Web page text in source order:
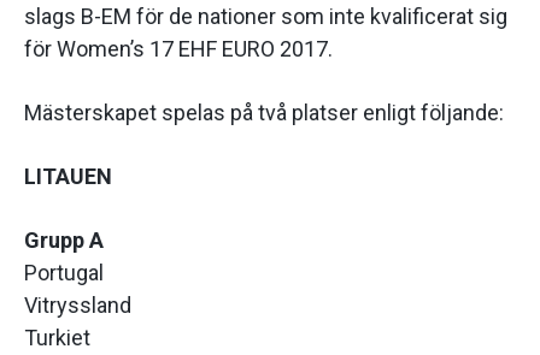
slags B-EM för de nationer som inte kvalificerat sig
för Women’s 17 EHF EURO 2017.
Mästerskapet spelas på två platser enligt följande:
LITAUEN
Grupp A
Portugal
Vitryssland
Turkiet